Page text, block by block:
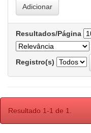
Resultados/Página
Registro(s)
Resultado 1-1 de 1.